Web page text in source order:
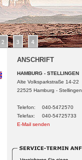
ANSCHRIFT
HAMBURG - STELLINGEN
Alte Volksparkstraße 14-22
22525 Hamburg - Stellingen
Telefon:
040-5472570
Telefax:
040-54725733
E-Mail senden